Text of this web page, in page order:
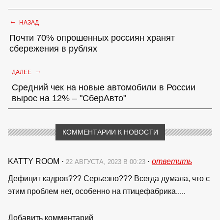
← НАЗАД
Почти 70% опрошенных россиян хранят
сбережения в рублях
ДАЛЕЕ →
Средний чек на новые автомобили в России
вырос на 12% – "СберАвто"
КОММЕНТАРИИ К НОВОСТИ
KATTY ROOM · 22 АВГУСТА, 2023 В 00:23 · ответить
Дефицит кадров??? Серьезно??? Всегда думала, что с
этим проблем нет, особенно на птицефабрика.....
Добавить комментарий